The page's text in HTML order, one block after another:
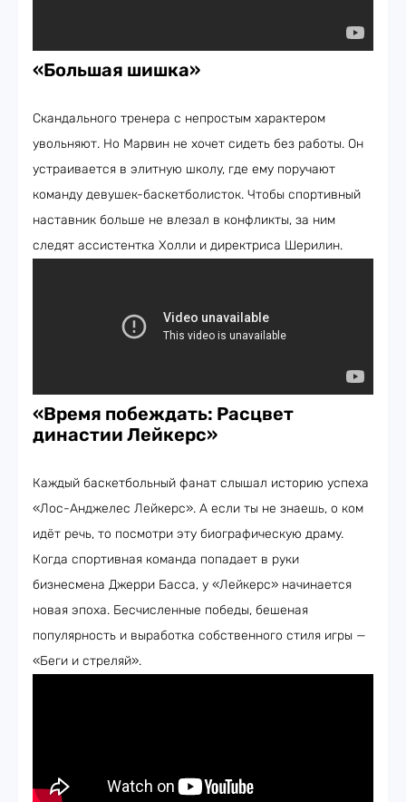
«Большая шишка»
Скандального тренера с непростым характером
увольняют. Но Марвин не хочет сидеть без работы. Он
устраивается в элитную школу, где ему поручают
команду девушек-баскетболисток. Чтобы спортивный
наставник больше не влезал в конфликты, за ним
следят ассистентка Холли и директриса Шерилин.
«Время побеждать: Расцвет
династии Лейкерс»
Каждый баскетбольный фанат слышал историю успеха
«Лос-Анджелес Лейкерс». А если ты не знаешь, о ком
идёт речь, то посмотри эту биографическую драму.
Когда спортивная команда попадает в руки
бизнесмена Джерри Басса, у «Лейкерс» начинается
новая эпоха. Бесчисленные победы, бешеная
популярность и выработка собственного стиля игры —
«Беги и стреляй».